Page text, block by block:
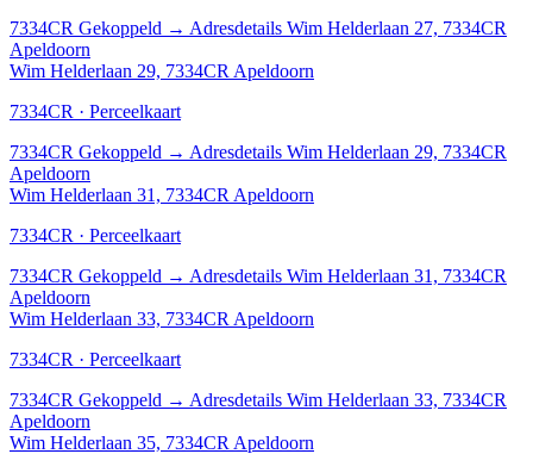
7334CR Gekoppeld → Adresdetails Wim Helderlaan 27, 7334CR
Apeldoorn
Wim Helderlaan 29, 7334CR Apeldoorn
7334CR · Perceelkaart
7334CR Gekoppeld → Adresdetails Wim Helderlaan 29, 7334CR
Apeldoorn
Wim Helderlaan 31, 7334CR Apeldoorn
7334CR · Perceelkaart
7334CR Gekoppeld → Adresdetails Wim Helderlaan 31, 7334CR
Apeldoorn
Wim Helderlaan 33, 7334CR Apeldoorn
7334CR · Perceelkaart
7334CR Gekoppeld → Adresdetails Wim Helderlaan 33, 7334CR
Apeldoorn
Wim Helderlaan 35, 7334CR Apeldoorn